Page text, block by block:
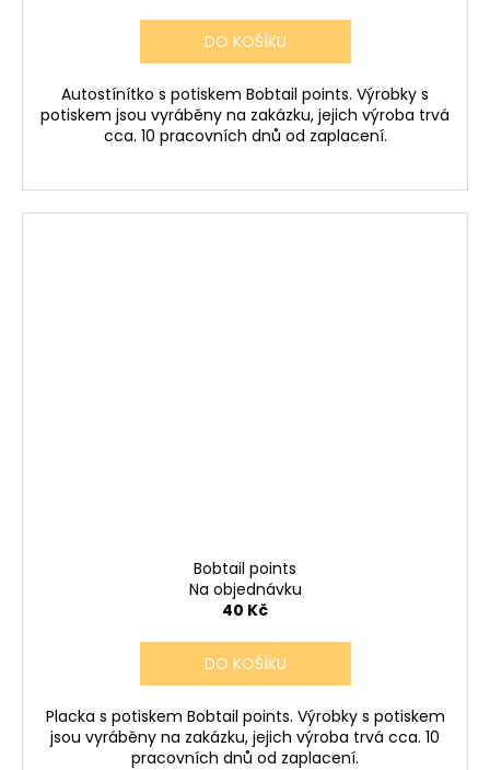
DO KOŠÍKU
Autostínítko s potiskem Bobtail points. Výrobky s
potiskem jsou vyráběny na zakázku, jejich výroba trvá
cca. 10 pracovních dnů od zaplacení.
Bobtail points
Na objednávku
40 Kč
DO KOŠÍKU
Placka s potiskem Bobtail points. Výrobky s potiskem
jsou vyráběny na zakázku, jejich výroba trvá cca. 10
pracovních dnů od zaplacení.